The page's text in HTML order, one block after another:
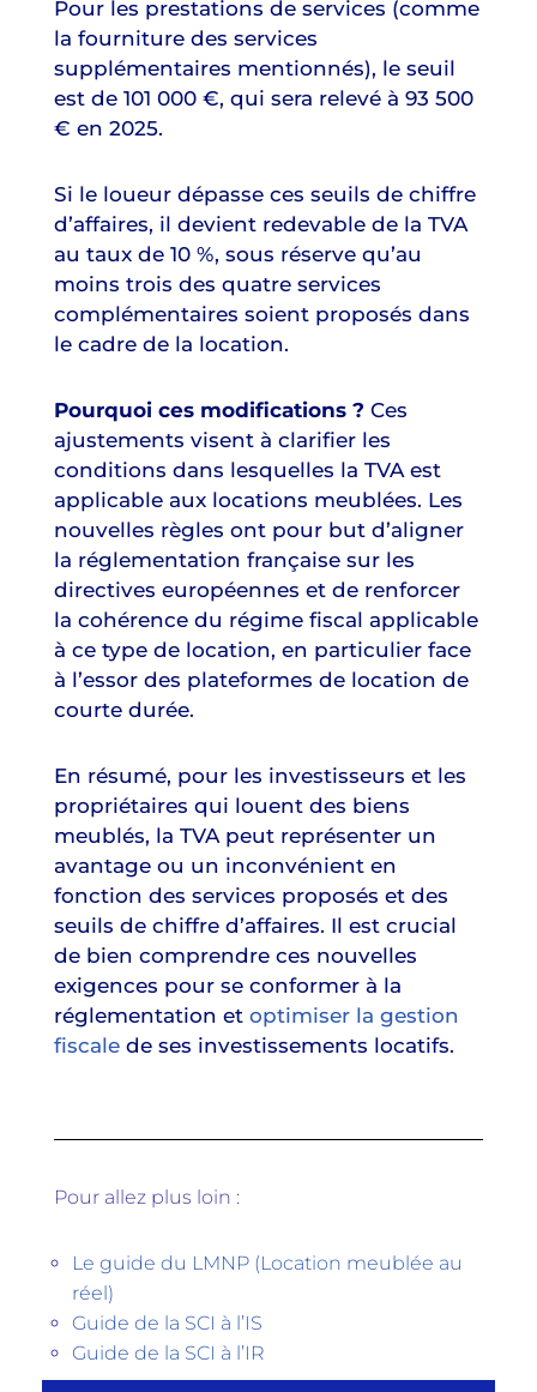
Pour les prestations de services (comme
la fourniture des services
supplémentaires mentionnés), le seuil
est de 101 000 €, qui sera relevé à 93 500
€ en 2025.
Si le loueur dépasse ces seuils de chiffre
d’affaires, il devient redevable de la TVA
au taux de 10 %, sous réserve qu’au
moins trois des quatre services
complémentaires soient proposés dans
le cadre de la location.
Pourquoi ces modifications ? Ces
ajustements visent à clarifier les
conditions dans lesquelles la TVA est
applicable aux locations meublées. Les
nouvelles règles ont pour but d’aligner
la réglementation française sur les
directives européennes et de renforcer
la cohérence du régime fiscal applicable
à ce type de location, en particulier face
à l’essor des plateformes de location de
courte durée.
En résumé, pour les investisseurs et les
propriétaires qui louent des biens
meublés, la TVA peut représenter un
avantage ou un inconvénient en
fonction des services proposés et des
seuils de chiffre d’affaires. Il est crucial
de bien comprendre ces nouvelles
exigences pour se conformer à la
réglementation et optimiser la gestion
fiscale de ses investissements locatifs.
Pour allez plus loin :
Le guide du LMNP (Location meublée au
réel)
Guide de la SCI à l’IS
Guide de la SCI à l’IR